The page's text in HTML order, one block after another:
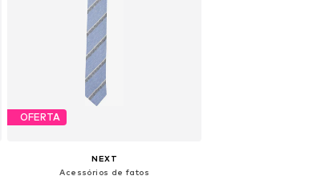
OFERTA
NEXT
Acessórios de fatos